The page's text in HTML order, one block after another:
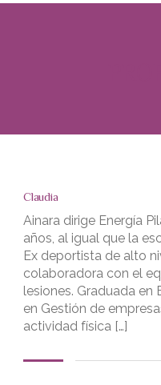
Claudia
Ainara dirige Energía
años, al igual que la
Ex deportista de alto
colaboradora con el
lesiones. Graduada en
en Gestión de
actividad física […]